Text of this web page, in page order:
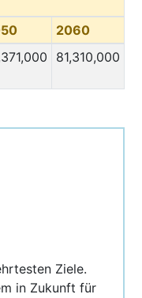
2060
81,310,000
Ziele.
in Zukunft für